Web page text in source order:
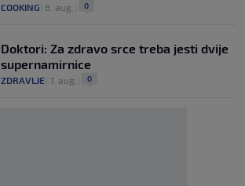
COOKING 8. aug. 0
Doktori: Za zdravo srce treba jesti dvije
supernamirnice
ZDRAVLJE 7. aug. 0